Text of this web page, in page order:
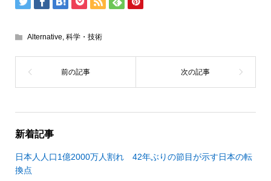
Alternative, 科学・技術
新着記事
日本人人口1億2000万人割れ 42年ぶりの節目が示す日本の転
換点